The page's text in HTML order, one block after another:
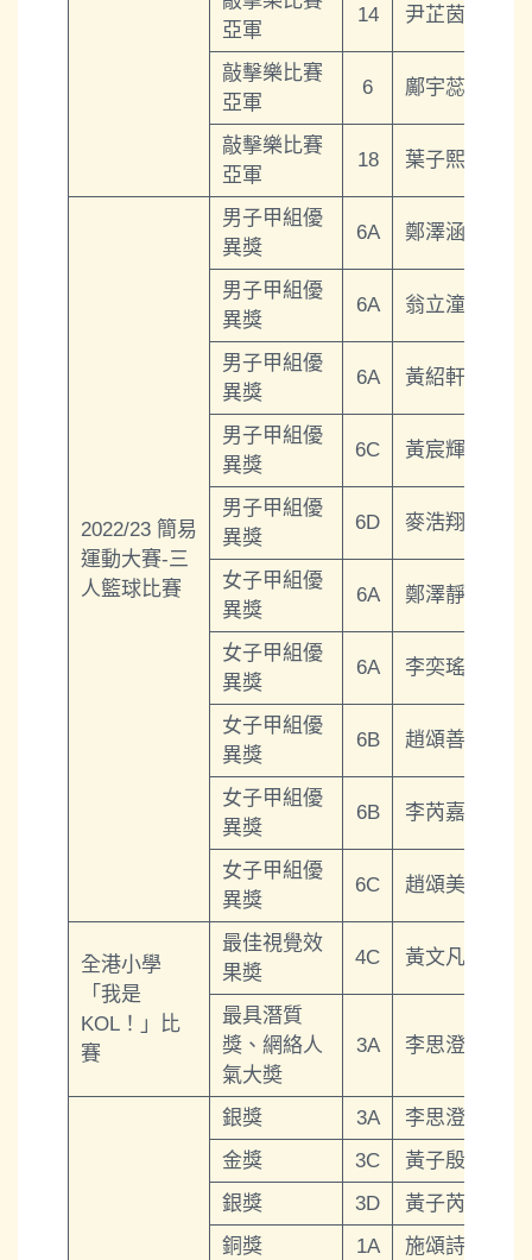
亞軍
14 尹芷茵
敲擊樂比賽
亞軍
6 鄺宇蕊
敲擊樂比賽
亞軍
18 葉子熙
2022/23 簡易
運動大賽-三
人籃球比賽
男子甲組優
異獎
6A 鄭澤涵
男子甲組優
異獎
6A 翁立潼
男子甲組優
異獎
6A 黃紹軒
男子甲組優
異獎
6C 黃宸輝
男子甲組優
異獎
6D 麥浩翔
女子甲組優
異獎
6A 鄭澤靜
女子甲組優
異獎
6A 李奕瑤
女子甲組優
異獎
6B 趙頌善
女子甲組優
異獎
6B 李芮嘉
女子甲組優
異獎
6C 趙頌美
全港小學
「我是
KOL！」比
賽
最佳視覺效
果奬
4C 黃文凡
最具潛質
獎、網絡人
氣大奬
3A 李思澄
銀獎 3A
李思澄
金獎
3C
黃子殷
銀獎
3D
黃子芮
銅獎
1A
施頌詩